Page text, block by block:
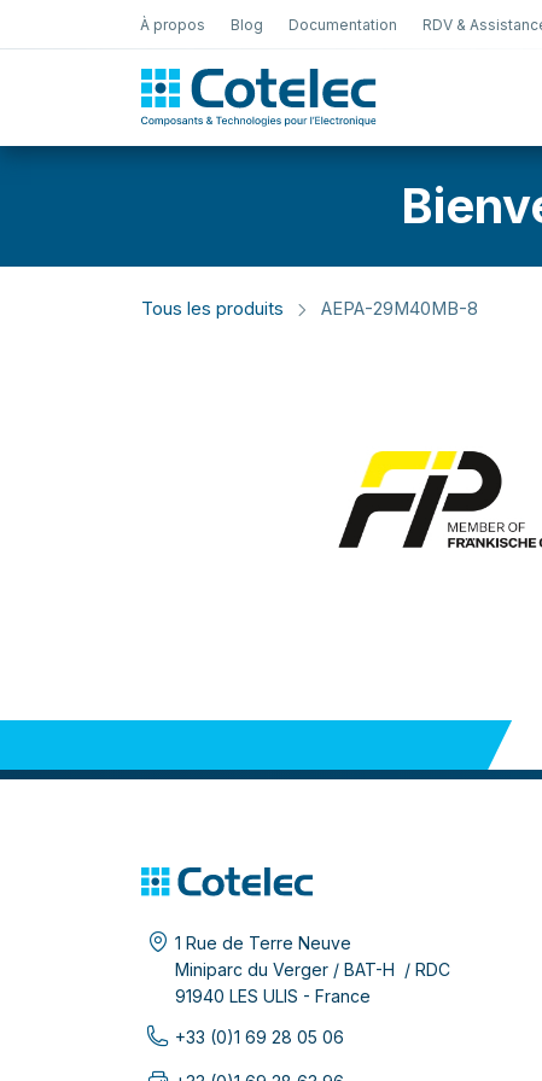
À propos Blog Documentation RDV &
Tous les produits AEPA-29M40MB-8
1 Rue de Terre Neuve
Miniparc du Verger / BAT-H / RDC
91940 LES ULIS - France
+33 (0)1 69 28 05 06